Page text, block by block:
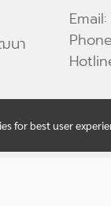
นา
for best user